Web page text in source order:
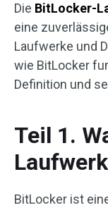
Die BitLocker-
eine
Laufwerke und
wie BitLocker
Definition und
Teil 1.
BitLocker ist